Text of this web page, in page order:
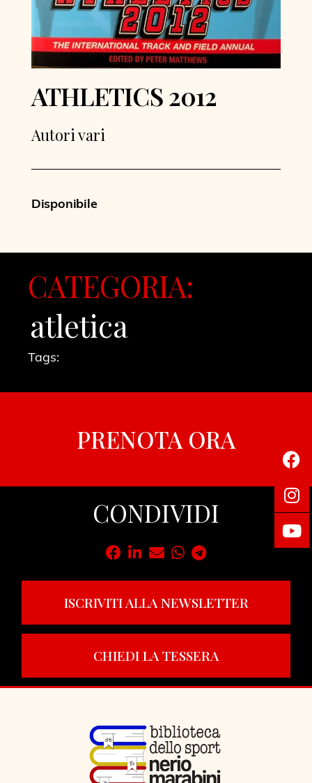
ATHLETICS 2012
Autori vari
Disponibile
CATEGORIA:
atletica
Tags:
PRENOTA ORA
CONDIVIDI
ISCRIVITI ALLA NEWSLETTER
CHIEDI LA TESSERA